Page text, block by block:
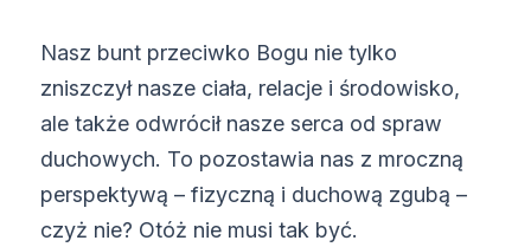
Nasz bunt przeciwko Bogu nie tylko
zniszczył nasze ciała, relacje i środowisko,
ale także odwrócił nasze serca od spraw
duchowych. To pozostawia nas z mroczną
perspektywą – fizyczną i duchową zgubą –
czyż nie? Otóż nie musi tak być.